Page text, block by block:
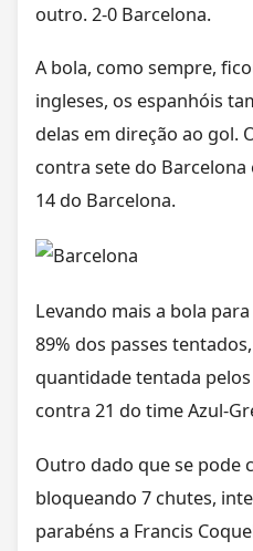
outro. 2-0 Barcelona.
A bola, como sempre,
ingleses, os espanhóis
delas em direção ao gol.
contra sete do
14 do Barcelona.
Levando mais a bola
89% dos passes
quantidade tentada
contra 21 do time Azul-
Outro dado que se pode
bloqueando 7 chutes,
parabéns a Francis